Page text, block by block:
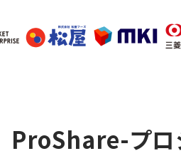
ProShare-プロ